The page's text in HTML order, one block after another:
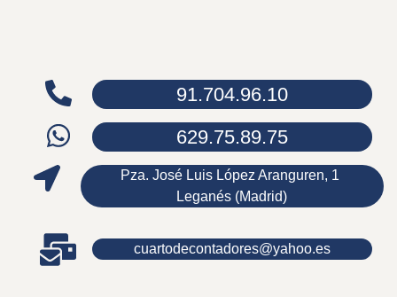
91.704.96.10
629.75.89.75
Pza. José Luis López Aranguren, 1
Leganés (Madrid)
cuartodecontadores@yahoo.es